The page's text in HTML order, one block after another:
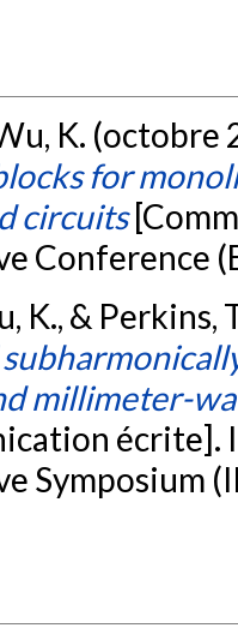
K. (octobre
for
circuits
Conference
K., &
millimeter-
écrite].
Symposium